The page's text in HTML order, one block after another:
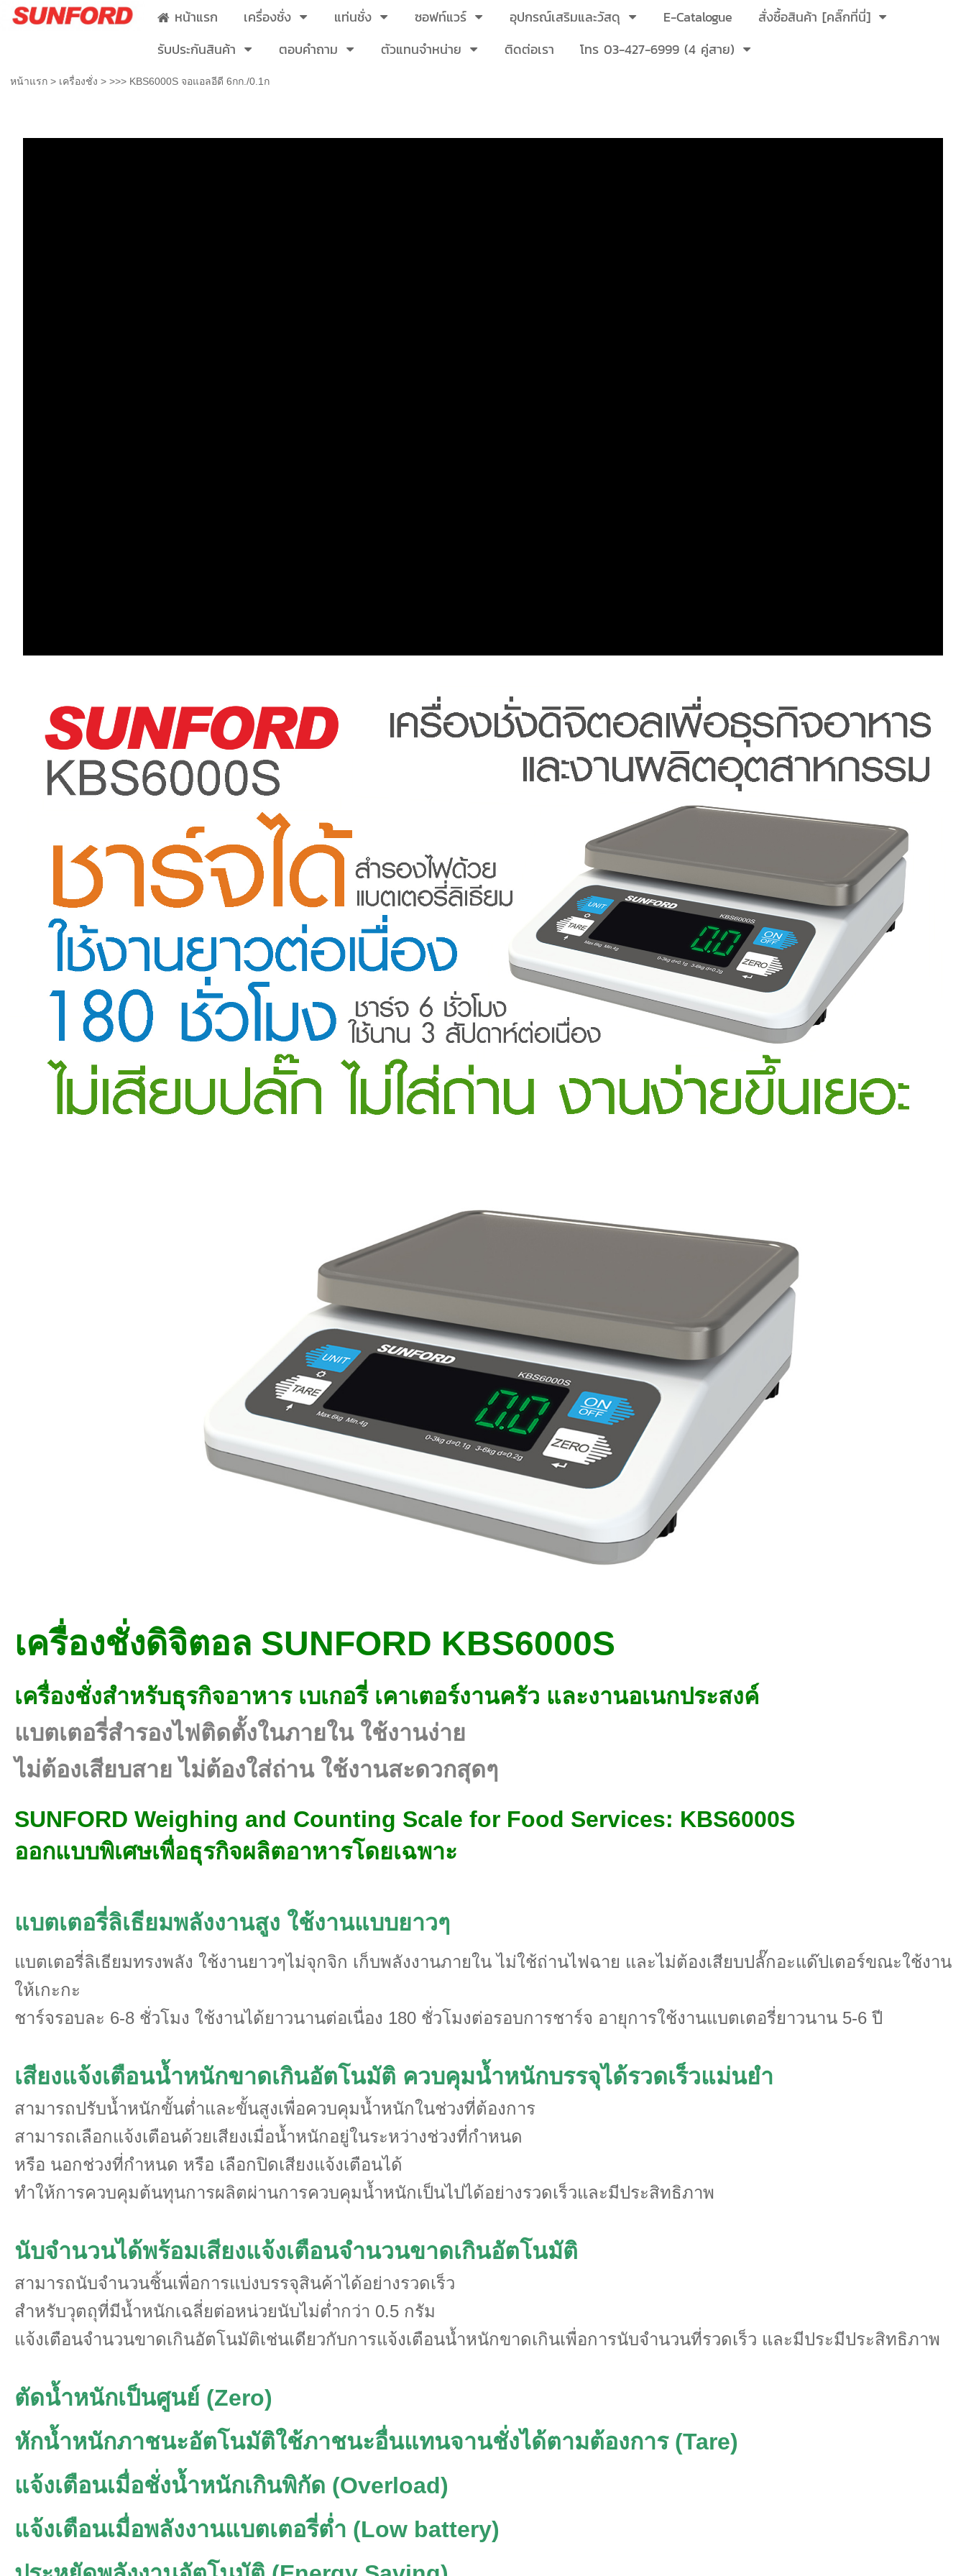
หน้าแรก เครื่องชั่ง แท่นชั่ง ซอฟท์แวร์ อุปกรณ์เสริมและวัสดุ E-Catalogue
สั่งซื้อสินค้า [คลิ๊กที่นี่]
รับประกันสินค้า
ตอบคำถาม ตัวแทนจำหน่าย ติดต่อเรา โทร 03-427-6999 (4 คู่สาย)
หน้าแรก> เครื่องชั่ง > >>> KBS6000S จอแอลอีดี 6กก./0.1ก
เครื่องชั่งดิจิตอล SUNFORD KBS6000S
เครื่องชั่งสำหรับธุรกิจอาหาร เบเกอรี่ เคาเตอร์งานครัว และงานอเนกประสงค์
แบตเตอรี่สำรองไฟติดตั้งในภายใน ใช้งานง่าย
ไม่ต้องเสียบสาย ไม่ต้องใส่ถ่าน ใช้งานสะดวกสุดๆ
SUNFORD Weighing and Counting Scale for Food Services: KBS6000S
ออกแบบพิเศษเพื่อธุรกิจผลิตอาหารโดยเฉพาะ
แบตเตอรี่ลิเธียมพลังงานสูง ใช้งานแบบยาวๆ
แบตเตอรี่ลิเธียมทรงพลัง ใช้งานยาวๆไม่จุกจิก เก็บพลังงานภายใน ไม่ใช้ถ่านไฟฉาย และไม่ต้องเสียบปลั๊กอะแด๊ปเตอร์ขณะใช้งาน
ให้เกะกะ
ชาร์จรอบละ 6-8 ชั่วโมง ใช้งานได้ยาวนานต่อเนื่อง 180 ชั่วโมงต่อรอบการชาร์จ อายุการใช้งานแบตเตอรี่ยาวนาน 5-6 ปี
เสียงแจ้งเตือนน้ำหนักขาดเกินอัตโนมัติ ควบคุมน้ำหนักบรรจุได้รวดเร็วแม่นยำ
สามารถปรับน้ำหนักขั้นต่ำและขั้นสูงเพื่อควบคุมน้ำหนักในช่วงที่ต้องการ
สามารถเลือกแจ้งเตือนด้วยเสียงเมื่อน้ำหนักอยู่ในระหว่างช่วงที่กำหนด
หรือ นอกช่วงที่กำหนด หรือ เลือกปิดเสียงแจ้งเตือนได้
ทำให้การควบคุมต้นทุนการผลิตผ่านการควบคุมน้ำหนักเป็นไปได้อย่างรวดเร็วและมีประสิทธิภาพ
นับจำนวนได้พร้อมเสียงแจ้งเตือนจำนวนขาดเกินอัตโนมัติ
สามารถนับจำนวนชิ้นเพื่อการแบ่งบรรจุสินค้าได้อย่างรวดเร็ว
สำหรับวุตถุที่มีน้ำหนักเฉลี่ยต่อหน่วยนับไม่ต่ำกว่า 0.5 กรัม
แจ้งเตือนจำนวนขาดเกินอัตโนมัติเช่นเดียวกับการแจ้งเตือนน้ำหนักขาดเกินเพื่อการนับจำนวนที่รวดเร็ว และมีประมีประสิทธิภาพ
ตัดน้ำหนักเป็นศูนย์ (Zero)
หักน้ำหนักภาชนะอัตโนมัติใช้ภาชนะอื่นแทนจานชั่งได้ตามต้องการ (Tare)
แจ้งเตือนเมื่อชั่งน้ำหนักเกินพิกัด (Overload)
แจ้งเตือนเมื่อพลังงานแบตเตอรี่ต่ำ (Low battery)